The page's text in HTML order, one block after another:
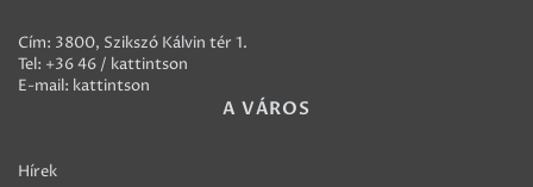
Cím: 3800, Szikszó Kálvin tér 1.
Tel: +36 46 / kattintson
E-mail: kattintson
A VÁROS
Hírek